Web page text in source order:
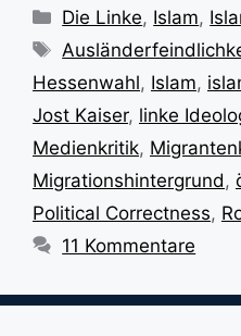
Kategorien
Die Linke, Islam,
Schlagwörter
Hessenwahl, Islam,
Jost Kaiser, linke
Medienkritik,
Migrationshintergrund ,
Political Correctness,
11 Kommentare